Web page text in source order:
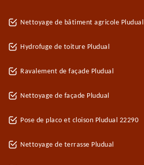
Nettoyage de bâtiment agricole Pludual
Hydrofuge de toiture Pludual
Ravalement de façade Pludual
Nettoyage de façade Pludual
Pose de placo et cloison Pludual 22290
Nettoyage de terrasse Pludual